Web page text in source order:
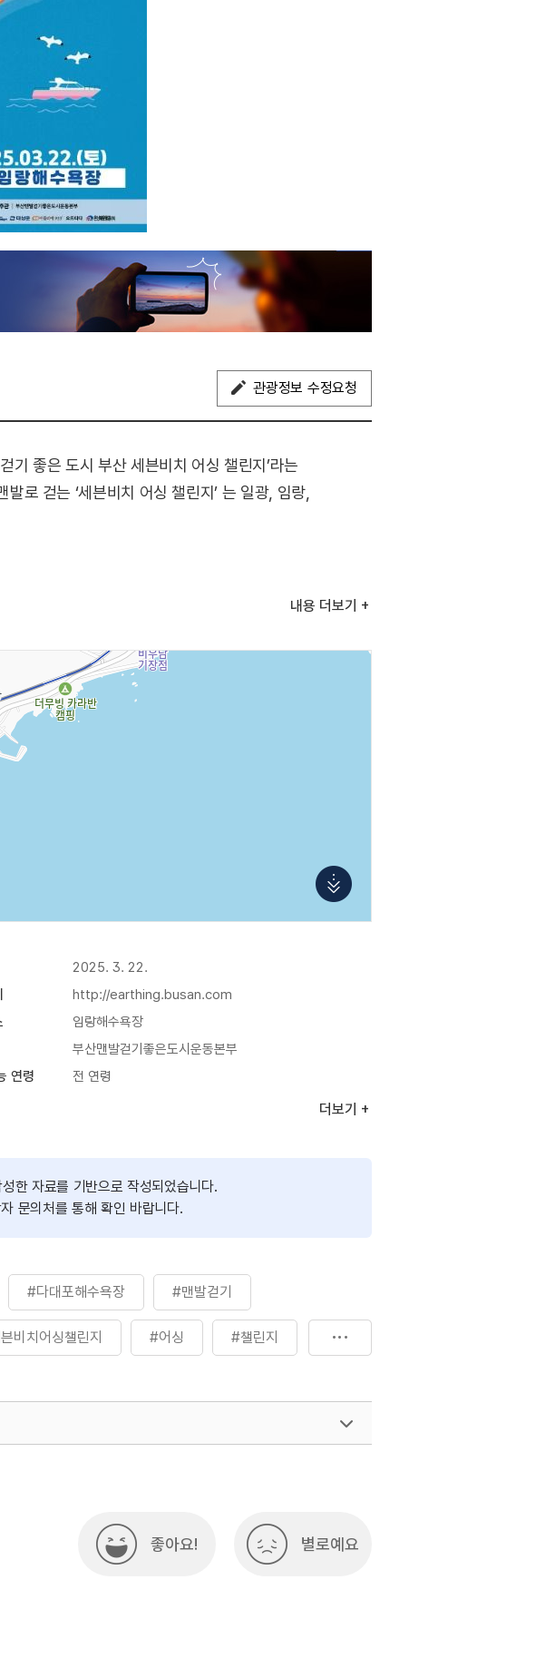
관광정보 수정요청
기 좋은 도시 부산 세븐비치 어싱 챌린지’라는
로 걷는 ‘세븐비치 어싱 챌린지’ 는 일광, 임랑,
내용 더보기
2025. 3. 22.
http://earthing.busan.com
임랑해수욕장
부산맨발걷기좋은도시운동본부
연령
전 연령
더보기
한 자료를 기반으로 작성되었습니다.
문의처를 통해 확인 바랍니다.
#다대포해수욕장 #맨발걷기
비치어싱챌린지 #어싱 #챌린지
좋아요! 별로예요